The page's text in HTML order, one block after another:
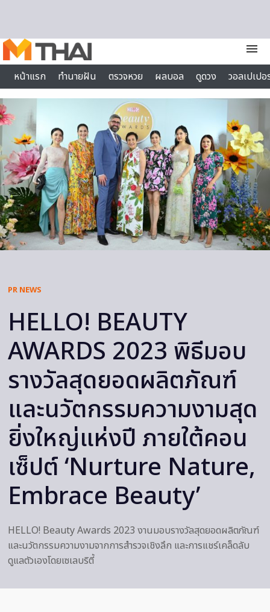
menu
หน้าแรก
ทำนายฝัน ตรวจหวย ผลบอล ดูดวง
วอลเปเป
ไลฟ์สไตล์
PR NEWS
HELLO! BEAUTY
AWARDS 2023 พิธีมอบ
รางวัลสุดยอดผลิตภัณฑ์
และนวัตกรรมความงามสุด
ยิ่งใหญ่แห่งปี ภายใต้คอน
เซ็ปต์ ‘Nurture Nature,
Embrace Beauty’
HELLO! Beauty Awards 2023 งานมอบรางวัลสุดยอดผลิตภัณฑ์
และนวัตกรรมความงามจากการสํารวจเชิงลึก และการแชร์เคล็ดลับ
ดูแลตัวเองโดยเซเลบริตี้